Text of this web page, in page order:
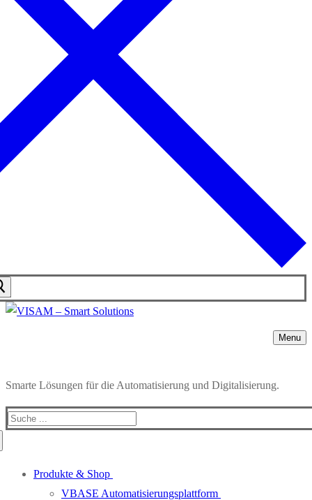
Menu
Smarte Lösungen für die Automatisierung und Digitalisierung.
Produkte & Shop
VBASE Automatisierungsplattform